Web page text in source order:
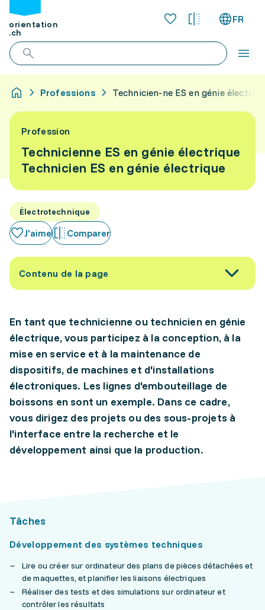
orientation
.ch
FR
Professions Technicien-ne ES en génie
Profession
Technicienne ES en génie électrique
Technicien ES en génie électrique
Électrotechnique
J'aime Comparer
Contenu de la page
En tant que technicienne ou technicien en génie
électrique, vous participez à la conception, à la
mise en service et à la maintenance de
dispositifs, de machines et d'installations
électroniques. Les lignes d'embouteillage de
boissons en sont un exemple. Dans ce cadre,
vous dirigez des projets ou des sous-projets à
l'interface entre la recherche et le
développement ainsi que la production.
Tâches
Développement des systèmes techniques
Lire ou créer sur ordinateur des plans de pièces détachées et
de maquettes, et planifier les liaisons électriques
Réaliser des tests et des simulations sur ordinateur et
contrôler les résultats